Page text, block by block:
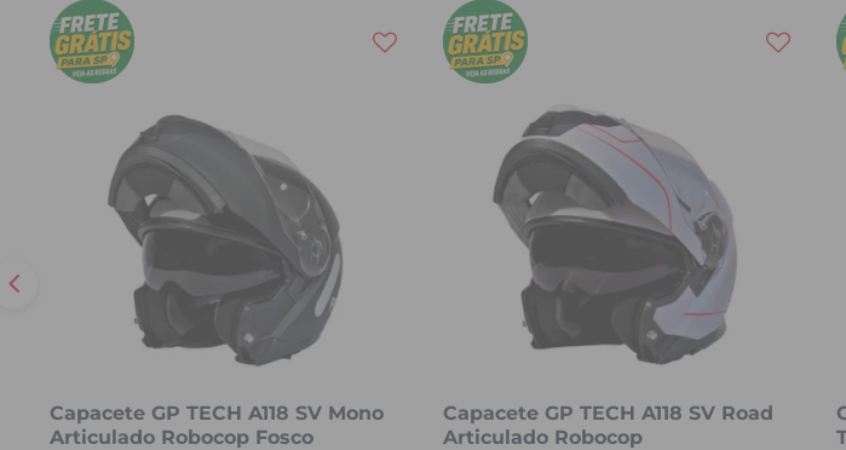
Capacete GP TECH A118 SV Mono
Articulado Robocop Fosco
Capacete GP TECH A118 SV Road
Articulado Robocop